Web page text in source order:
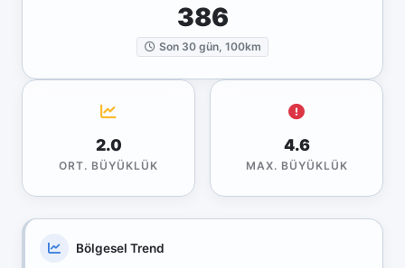
386
Son 30 gün, 100km
2.0
ORT. BÜYÜKLÜK
4.6
MAX. BÜYÜKLÜK
Bölgesel Trend